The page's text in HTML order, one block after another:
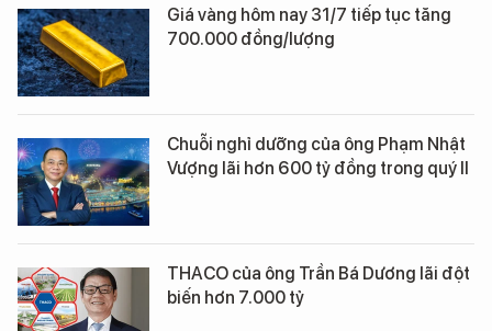
Giá vàng hôm nay 31/7 tiếp tục tăng
700.000 đồng/lượng
Chuỗi nghỉ dưỡng của ông Phạm Nhật
Vượng lãi hơn 600 tỷ đồng trong quý II
THACO của ông Trần Bá Dương lãi đột
biến hơn 7.000 tỷ